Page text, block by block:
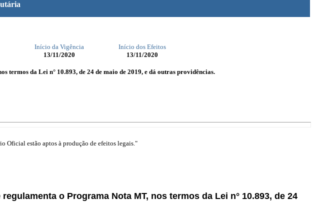
Início da Vigência
Início dos Efeitos
13/11/2020 13/11/2020
termos da Lei n° 10.893, de 24 de maio de 2019, e dá outras providências.
Oficial estão aptos à produção de efeitos legais."
o Programa Nota MT, nos termos da Lei n° 10.893, de 24